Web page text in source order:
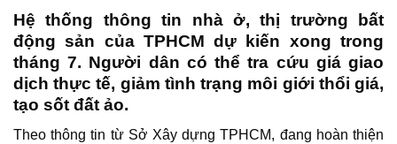
Hệ thống thông tin nhà ở, thị trường bất
động sản của TPHCM dự kiến xong trong
tháng 7. Người dân có thể tra cứu giá giao
dịch thực tế, giảm tình trạng môi giới thổi giá,
tạo sốt đất ảo.
Theo thông tin từ Sở Xây dựng TPHCM, đang hoàn thiện